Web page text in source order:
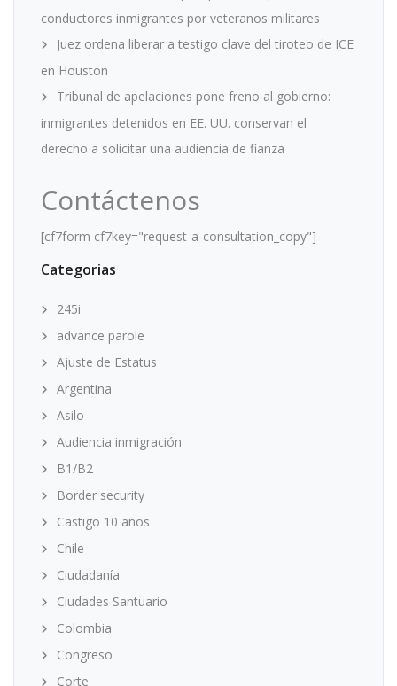
conductores inmigrantes por veteranos militares
Juez ordena liberar a testigo clave del tiroteo de ICE
en Houston
Tribunal de apelaciones pone freno al gobierno:
inmigrantes detenidos en EE. UU. conservan el
derecho a solicitar una audiencia de fianza
Contáctenos
[cf7form cf7key="request-a-consultation_copy"]
Categorias
245i
advance parole
Ajuste de Estatus
Argentina
Asilo
Audiencia inmigración
B1/B2
Border security
Castigo 10 años
Chile
Ciudadanía
Ciudades Santuario
Colombia
Congreso
Corte